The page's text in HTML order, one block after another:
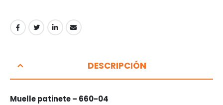
DESCRIPCIÓN
Muelle patinete – 660-04